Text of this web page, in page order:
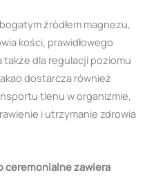
źródłem magnezu,
kości, prawidłowego
także dla regulacji poziomu
dostarcza również
tlenu w organizmie,
i utrzymanie zdrowia
ceremonialne zawiera